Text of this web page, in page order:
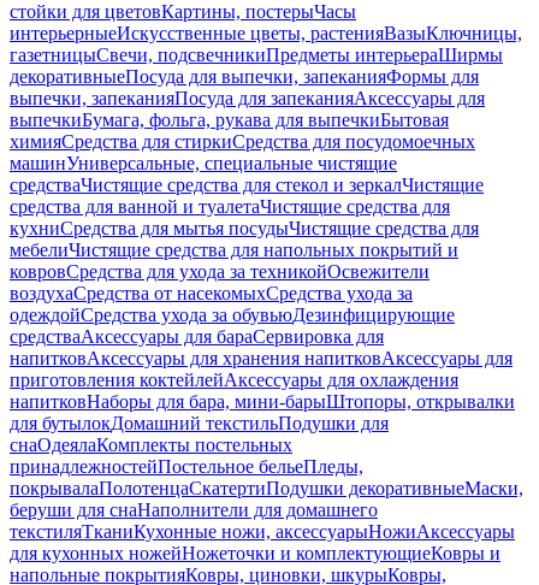
стойки для цветовКартины, постерыЧасы
интерьерныеИскусственные цветы, растенияВазыКлючницы,
газетницыСвечи, подсвечникиПредметы интерьераШирмы
декоративныеПосуда для выпечки, запеканияФормы для
выпечки, запеканияПосуда для запеканияАксессуары для
выпечкиБумага, фольга, рукава для выпечкиБытовая
химияСредства для стиркиСредства для посудомоечных
машинУниверсальные, специальные чистящие
средстваЧистящие средства для стекол и зеркалЧистящие
средства для ванной и туалетаЧистящие средства для
кухниСредства для мытья посудыЧистящие средства для
мебелиЧистящие средства для напольных покрытий и
ковровСредства для ухода за техникойОсвежители
воздухаСредства от насекомыхСредства ухода за
одеждойСредства ухода за обувьюДезинфицирующие
средстваАксессуары для бараСервировка для
напитковАксессуары для хранения напитковАксессуары для
приготовления коктейлейАксессуары для охлаждения
напитковНаборы для бара, мини-барыШтопоры, открывалки
для бутылокДомашний текстильПодушки для
снаОдеялаКомплекты постельных
принадлежностейПостельное бельеПледы,
покрывалаПолотенцаСкатертиПодушки декоративныеМаски,
беруши для снаНаполнители для домашнего
текстиляТканиКухонные ножи, аксессуарыНожиАксессуары
для кухонных ножейНожеточки и комплектующиеКовры и
напольные покрытияКовры, циновки, шкурыКовры,